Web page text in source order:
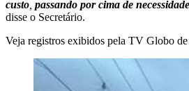
custo passando por cima de
disse o Secretário.
Veja registros exibidos pela TV Globo